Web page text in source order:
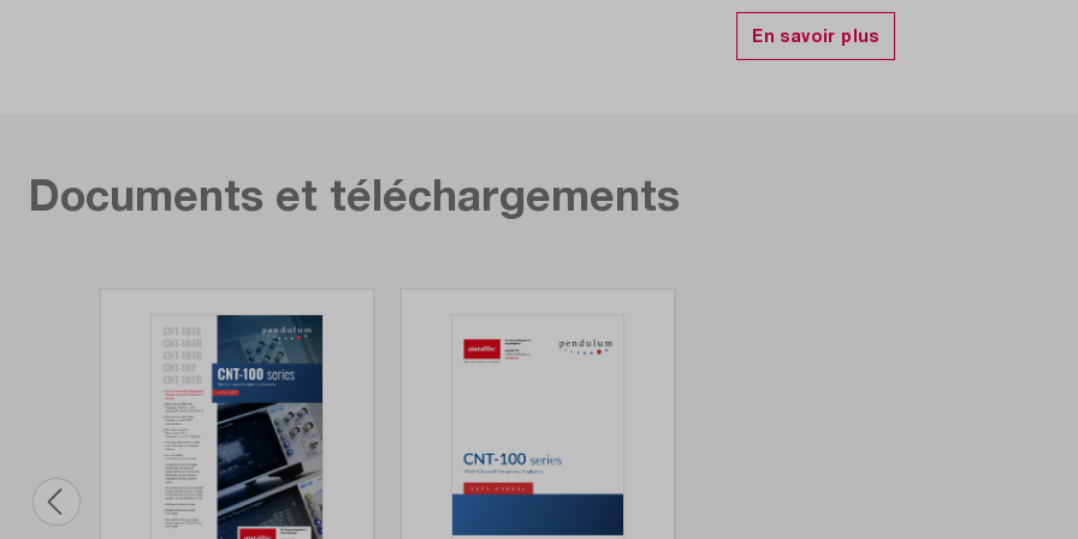
Options/extensions:
Écart d'Allan, décalage de fréquence, interface GPIB, base de
arrière, entrée RF C (3/10 GHz à 24 GHz en option), TIE (erreur
Plage de mesure HF (ou microW) (GHz):
Plage de mesure RF (MHz): 400
Documents et téléchargements